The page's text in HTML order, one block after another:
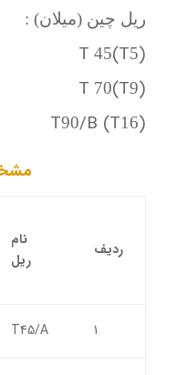
ریل چین (میلان) :
T 45(T5)
T 70(T9)
T90/B (T16)
ردیف
نام
ریل
1
T45/A